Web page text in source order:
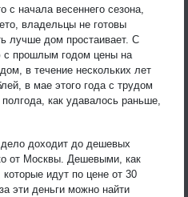
с начала весеннего сезона,
владельцы не готовы
лучше дом простаивает. С
с прошлым годом цены на
в течение нескольких лет
в мае этого года с трудом
как удавалось раньше,
доходит до дешевых
от Москвы. Дешевыми, как
идут по цене от 30
эти деньги можно найти